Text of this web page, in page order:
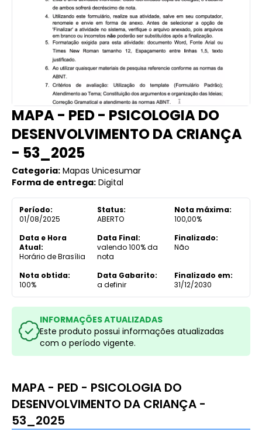
MAPA - PED - PSICOLOGIA DO
DESENVOLVIMENTO DA CRIANÇA
- 53_2025
Categoria: Mapas Unicesumar
Forma de entrega: Digital
Período:
01/08/2025
Status:
ABERTO
Nota máxima:
100,00%
Data e Hora
Atual:
Horário de Brasília
Data Final:
valendo 100% da
nota
Finalizado:
Não
Nota obtida:
100%
Data Gabarito:
a definir
Finalizado em:
31/12/2030
INFORMAÇÕES ATUALIZADAS
Este produto possui informações atualizadas
com o período vigente.
MAPA - PED - PSICOLOGIA DO
DESENVOLVIMENTO DA CRIANÇA -
53_2025